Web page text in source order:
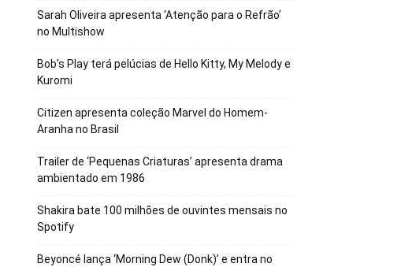
Sarah Oliveira apresenta ‘Atenção para o Refrão’
no Multishow
Bob’s Play terá pelúcias de Hello Kitty, My Melody e
Kuromi
Citizen apresenta coleção Marvel do Homem-
Aranha no Brasil
Trailer de ‘Pequenas Criaturas’ apresenta drama
ambientado em 1986
Shakira bate 100 milhões de ouvintes mensais no
Spotify
Beyoncé lança ‘Morning Dew (Donk)’ e entra no